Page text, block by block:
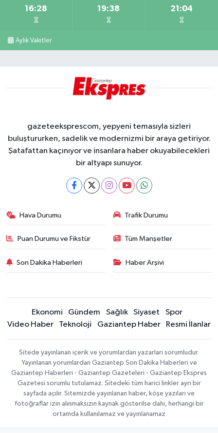
16:28 19:38 21:04
Aylık Vakitler
gazeteeksprescom, yepyeni temasıyla sizleri
buluştururken, sadelik ve modernizmi bir araya getiriyor.
Şatafattan kaçınıyor ve insanlara haber okuyabilecekleri
bir altyapı sunuyor.
Hava Durumu Trafik Durumu
Puan Durumu ve Fikstür Tüm Manşetler
Son Dakika Haberleri Haber Arşivi
Ekonomi Gündem Sağlık Siyaset
Spor
Video Haber
Teknoloji Gaziantep Haber Resmi İlanlar
Sitede yayınlanan içerik ve yorumlardan yazarları sorumludur.
Yayınlanan yorumlardan Gaziantep Son Dakika Haberleri ve
Gaziantep Haberleri - Gaziantep Gazeteleri - Gaziantep Ekspres
Gazetesi sorumlu tutulamaz. Sitedeki tüm harici linkler ayrı bir
sayfada açılır. Sitemizde yayınlanan haber, köşe yazıları ve
fotoğraflar izin alınmaksızın kaynak gösterilse dahi, herhangi bir
ortamda kullanılamaz ve yayınlanamaz